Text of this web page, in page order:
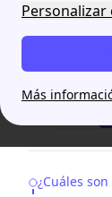
Personalizar
Más
Table of
¿Cuáles